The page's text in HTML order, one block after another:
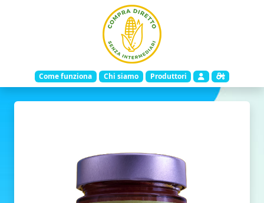
Come funziona Chi siamo Produttori